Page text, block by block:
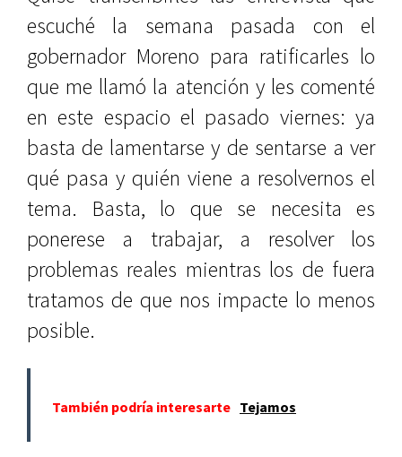
escuché la semana pasada con el
gobernador Moreno para ratificarles lo
que me llamó la atención y les comenté
en este espacio el pasado viernes: ya
basta de lamentarse y de sentarse a ver
qué pasa y quién viene a resolvernos el
tema. Basta, lo que se necesita es
ponerese a trabajar, a resolver los
problemas reales mientras los de fuera
tratamos de que nos impacte lo menos
posible.
También podría interesarte Tejamos